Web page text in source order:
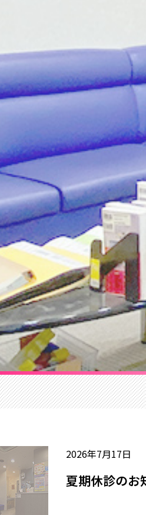
2026年7月17日
夏期休診のお